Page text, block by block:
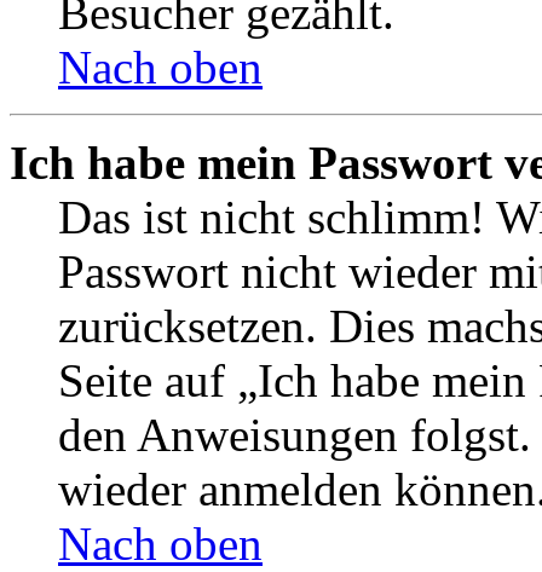
Besucher gezählt.
Nach oben
Ich habe mein Passwort
Das ist nicht schlimm!
Passwort nicht wieder
zurücksetzen. Dies
Seite auf „Ich habe
den Anweisungen
wieder anmelden
Nach oben